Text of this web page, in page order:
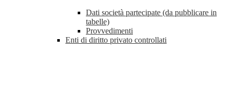
Dati società partecipate (da pubblicare in
tabelle)
Provvedimenti
Enti di diritto privato controllati